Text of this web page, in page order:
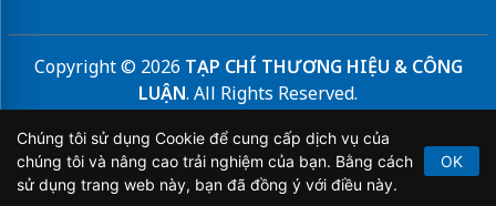
Copyright © 2026 TẠP CHÍ THƯƠNG HIỆU & CÔNG
LUẬN. All Rights Reserved.
Bản quyền thuộc Tạp chí Thương hiệu và Công luận. Cấm
sao chép dưới mọi hình thức nếu không có sự chấp thuận
bằng văn bản.
Chúng tôi sử dụng Cookie để cung cấp dịch vụ của
chúng tôi và nâng cao trải nghiệm của bạn. Bằng cách
sử dụng trang web này, bạn đã đồng ý với điều này.
OK